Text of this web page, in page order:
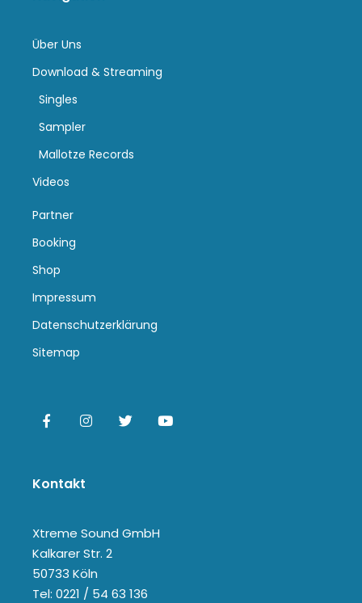
Über Uns
Download & Streaming
Singles
Sampler
Mallotze Records
Videos
Partner
Booking
Shop
Impressum
Datenschutzerklärung
Sitemap
Kontakt
Xtreme Sound GmbH
Kalkarer Str. 2
50733 Köln
Tel: 0221 / 54 63 136